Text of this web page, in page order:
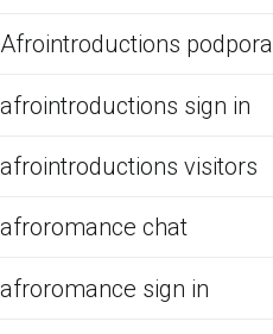
Afrointroductions podpora
afrointroductions sign in
afrointroductions visitors
afroromance chat
afroromance sign in